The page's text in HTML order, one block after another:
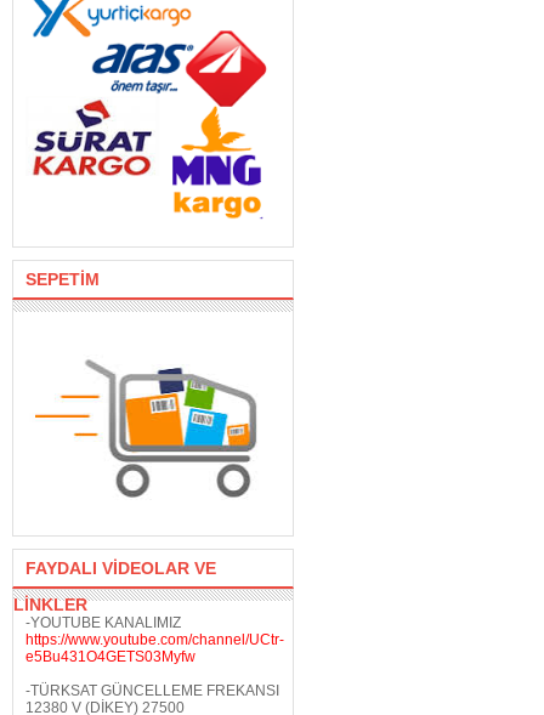
SEPETİM
FAYDALI VİDEOLAR VE
LİNKLER
-YOUTUBE KANALIMIZ
https://www.youtube.com/channel/UCtr-
e5Bu431O4GETS03Myfw
-TÜRKSAT GÜNCELLEME FREKANSI
12380 V (DİKEY) 27500